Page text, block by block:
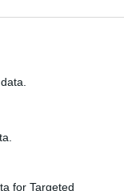
for Targeted